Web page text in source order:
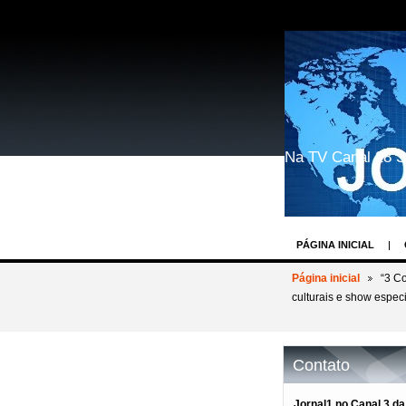
Na TV Canal 28
PÁGINA INICIAL
GEEK WORLD
BASTIDORES DOS
AV.PAULISTA EVENTO
Página inicial
“3
culturais e show
Contato